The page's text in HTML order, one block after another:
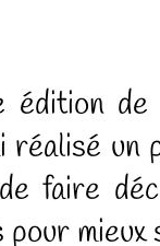
édition
un
faire